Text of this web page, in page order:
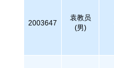
2003647
袁教员
(男)